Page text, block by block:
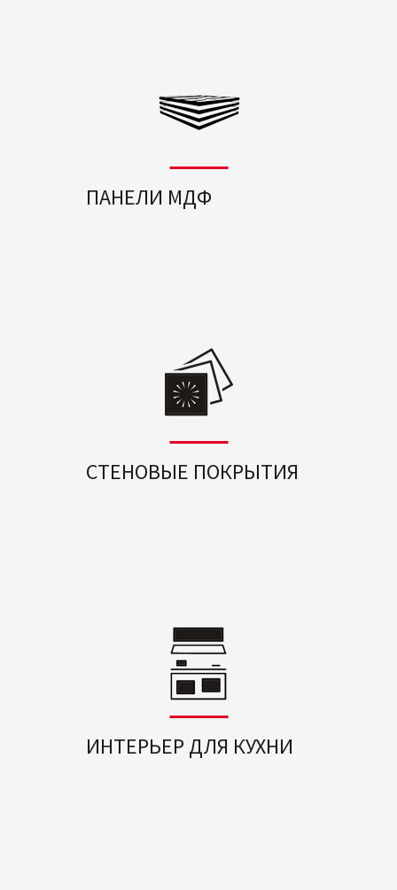
ПАНЕЛИ МДФ
СТЕНОВЫЕ ПОКРЫТИЯ
ИНТЕРЬЕР ДЛЯ КУХНИ